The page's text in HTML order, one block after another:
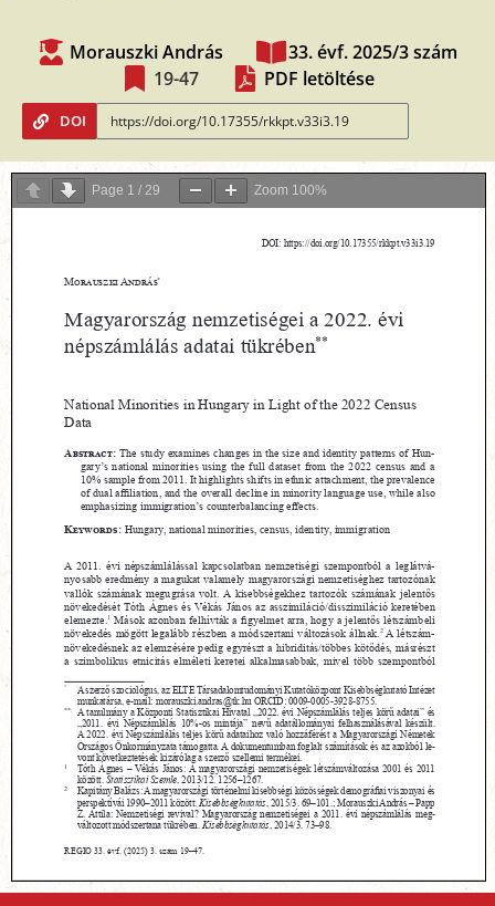
Morauszki András
33. évf. 2025/3 szám
19-47
PDF letöltése
DOI
Page 1 / 29 Zoom 100%